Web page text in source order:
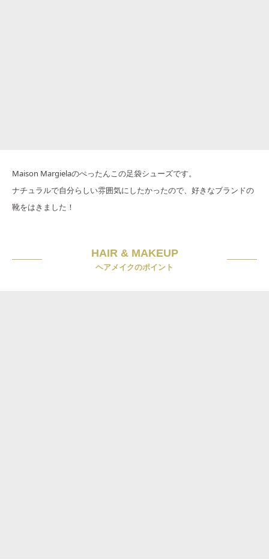
Maison Margielaのぺったんこの足袋シューズです。
ナチュラルで自分らしい雰囲気にしたかったので、好きなブランドの
靴をはきました！
HAIR & MAKEUP
ヘアメイクのポイント